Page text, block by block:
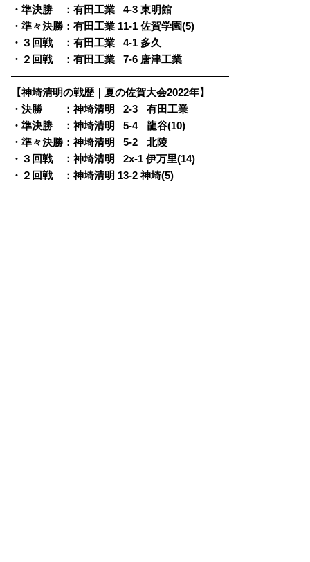
・準決勝 ：有田工業
04-3 東明館
・準々決勝：有田工業 11-1 佐賀学園(5)
・３回戦 ：有田工業
04-1 多久
・２回戦 ：有田工業
07-6 唐津工業
—————————————————————
【神埼清明の戦歴｜夏の佐賀大会2022年】
・決勝 ：神埼清明
02-3 q有田工業
・準決勝 ：神埼清明
05-4 q龍谷(10)
・準々決勝：神埼清明
05-2 q北陵
・３回戦 ：神埼清明
02x-1 伊万里(14)
・２回戦 ：神埼清明 13-2 神埼(5)